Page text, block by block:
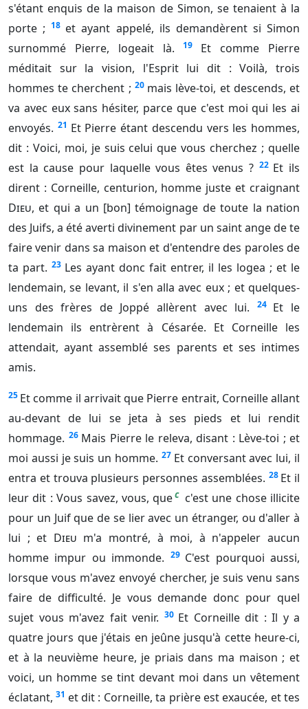
s'étant enquis de la maison de Simon, se tenaient à la
porte ; 18 et ayant appelé, ils demandèrent si Simon
surnommé Pierre, logeait là.
19
Et comme Pierre
méditait sur la vision, l'Esprit lui dit : Voilà, trois
hommes te cherchent ; 20 mais lève-toi, et descends, et
va avec eux sans hésiter, parce que c'est moi qui les ai
envoyés. 21 Et Pierre étant descendu vers les hommes,
dit : Voici, moi, je suis celui que vous cherchez ; quelle
est la cause pour laquelle vous êtes venus ? 22 Et ils
dirent : Corneille, centurion, homme juste et craignant
Dieu, et qui a un [bon] témoignage de toute la nation
des Juifs, a été averti divinement par un saint ange de te
faire venir dans sa maison et d'entendre des paroles de
ta part. 23 Les ayant donc fait entrer, il les logea ; et le
lendemain, se levant, il s'en alla avec eux ; et quelques-
uns des frères de Joppé allèrent avec lui.
24 Et le
lendemain ils entrèrent à Césarée. Et Corneille les
attendait, ayant assemblé ses parents et ses intimes
amis.
25 Et comme il arrivait que Pierre entrait, Corneille allant
au-devant de lui se jeta à ses pieds et lui rendit
hommage. 26 Mais Pierre le releva, disant : Lève-toi ; et
moi aussi je suis un homme. 27 Et conversant avec lui, il
entra et trouva plusieurs personnes assemblées. 28 Et il
leur dit : Vous savez, vous, quec c'est une chose illicite
pour un Juif que de se lier avec un étranger, ou d'aller à
lui ; et Dieu m'a montré, à moi, à n'appeler aucun
homme impur ou immonde. 29 C'est pourquoi aussi,
lorsque vous m'avez envoyé chercher, je suis venu sans
faire de difficulté. Je vous demande donc pour quel
sujet vous m'avez fait venir. 30 Et Corneille dit : Il y a
quatre jours que j'étais en jeûne jusqu'à cette heure-ci,
et à la neuvième heure, je priais dans ma maison ; et
voici, un homme se tint devant moi dans un vêtement
éclatant, 31 et dit : Corneille, ta prière est exaucée, et tes